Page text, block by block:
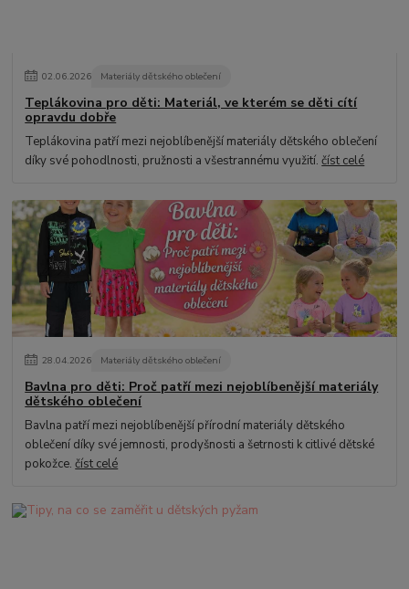
02.06.2026 Materiály dětského oblečení
Teplákovina pro děti: Materiál, ve kterém se děti cítí
opravdu dobře
Teplákovina patří mezi nejoblíbenější materiály dětského oblečení
díky své pohodlnosti, pružnosti a všestrannému využití.číst celé
28.04.2026 Materiály dětského oblečení
Bavlna pro děti: Proč patří mezi nejoblíbenější materiály
dětského oblečení
Bavlna patří mezi nejoblíbenější přírodní materiály dětského
oblečení díky své jemnosti, prodyšnosti a šetrnosti k citlivé dětské
pokožce.číst celé